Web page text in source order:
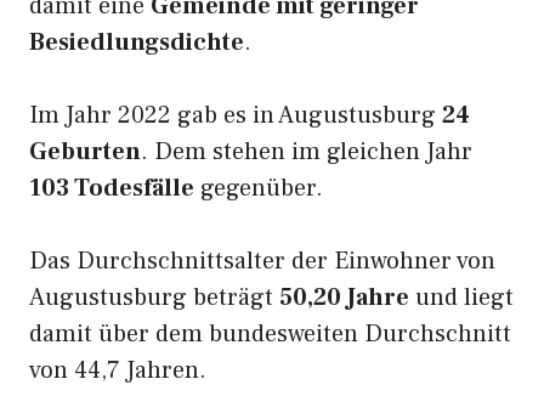
Besiedlungsdichte.
Im Jahr 2022 gab es in Augustusburg 24
Geburten. Dem stehen im gleichen Jahr
103 Todesfälle gegenüber.
Das Durchschnittsalter der Einwohner von
Augustusburg beträgt 50,20 Jahre und liegt
damit über dem bundesweiten Durchschnitt
von 44,7 Jahren.